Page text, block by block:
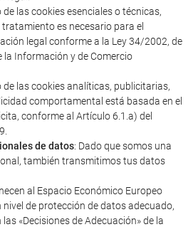
las cookies esenciales o técnicas,
es necesario para el
legal conforme a la Ley 34/2002, de
la Información y de Comercio
las cookies analíticas, publicitarias,
comportamental está basada en el
conforme al Artículo 6.1.a) del
de datos: Dado que somos una
también transmitimos tus datos
al Espacio Económico Europeo
nivel de protección de datos adecuado,
«Decisiones de Adecuación» de la